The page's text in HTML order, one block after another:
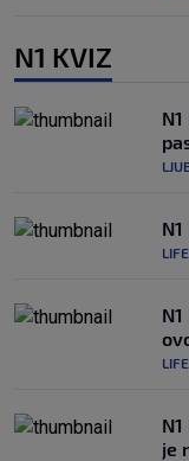
N1 KVIZ
je